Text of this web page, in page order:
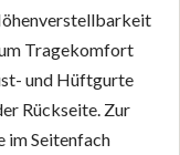
Tragekomfort
und Hüftgurte
Rückseite. Zur
im Seitenfach